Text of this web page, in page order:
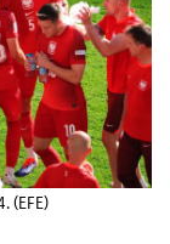
(EFE)